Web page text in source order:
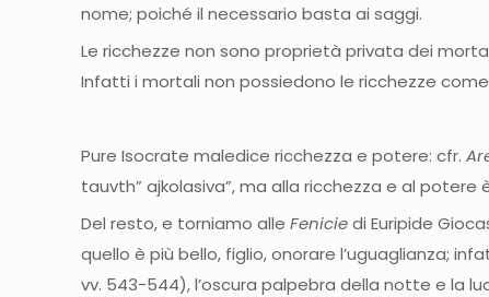
nome; poiché il necessario basta ai saggi.
Le ricchezze non sono proprietà privata dei
Infatti i mortali non possiedono le ricchezze
Pure Isocrate maledice ricchezza e potere: cfr.
tauvth” ajkolasiva”, ma alla ricchezza e al
Del resto, e torniamo alle Feniciedi Euripide
quello è più bello, figlio, onorare l’uguaglianza;
vv. 543-544), l’oscura palpebra della notte e la